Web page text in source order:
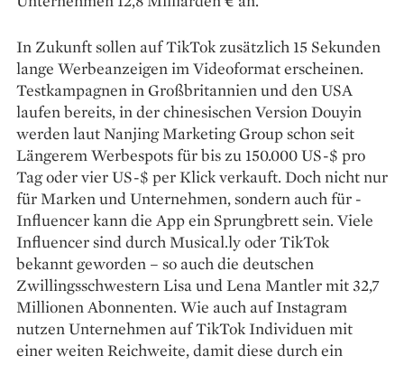
In Zukunft sollen auf TikTok zusätzlich 15 Sekunden
lange Werbe­anzeigen im Videoformat erscheinen.
Testkampagnen in Großbritannien und den USA
laufen bereits, in der chinesischen Version Douyin
werden laut Nanjing Marketing Group schon seit
Längerem Werbespots für bis zu 150.000 US-$ pro
Tag oder vier US-$ per Klick verkauft. Doch nicht nur
für Marken und Unternehmen, sondern auch für ­
Influencer kann die App ein Sprungbrett sein. Viele
Influencer sind durch Musical.ly oder TikTok
bekannt geworden – so auch die deutschen
Zwillingsschwestern Lisa und Lena Mantler mit 32,7
Millionen Abonnenten. Wie auch auf ­Instagram
nutzen Unternehmen auf TikTok Individuen mit
einer weiten Reichweite, damit diese durch ein